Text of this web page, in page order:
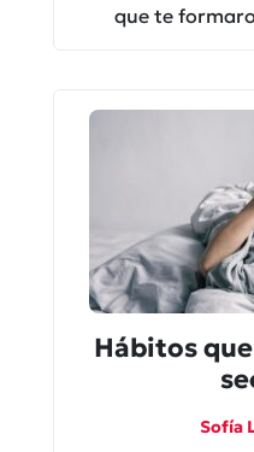
que te
Hábitos
Sofía